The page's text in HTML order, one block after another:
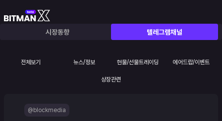
시장동향 텔레그램채널
전체보기 뉴스/정보 현물/선물트레이딩 에어드랍/이벤트
상장관련
@blockmedia